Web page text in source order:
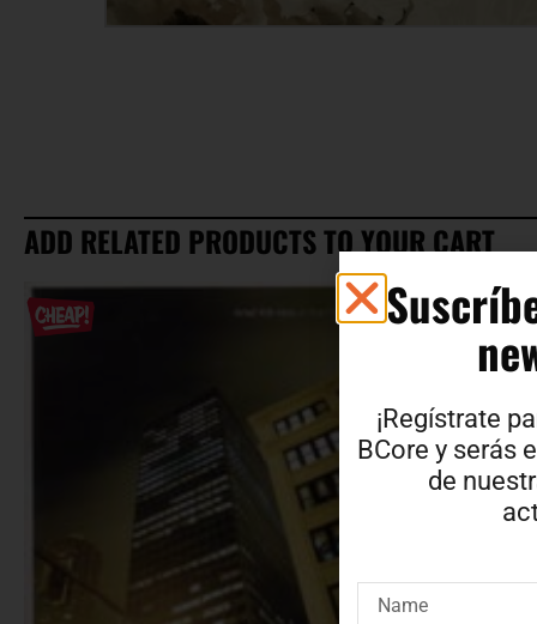
ADD RELATED PRODUCTS TO YOUR CART
¡Regístrate
BCore y serás
de